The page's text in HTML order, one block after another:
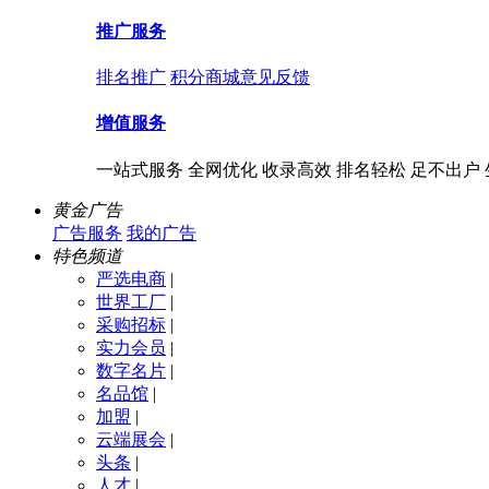
推广服务
排名推广 积分商城意见反馈
增值服务
一站式服务 全网优化 收录高效 排名轻松 足不出户
黄金广告
广告服务 我的广告
特色频道
严选电商 |
世界工厂 |
采购招标 |
实力会员 |
数字名片 |
名品馆 |
加盟 |
云端展会 |
头条 |
人才 |